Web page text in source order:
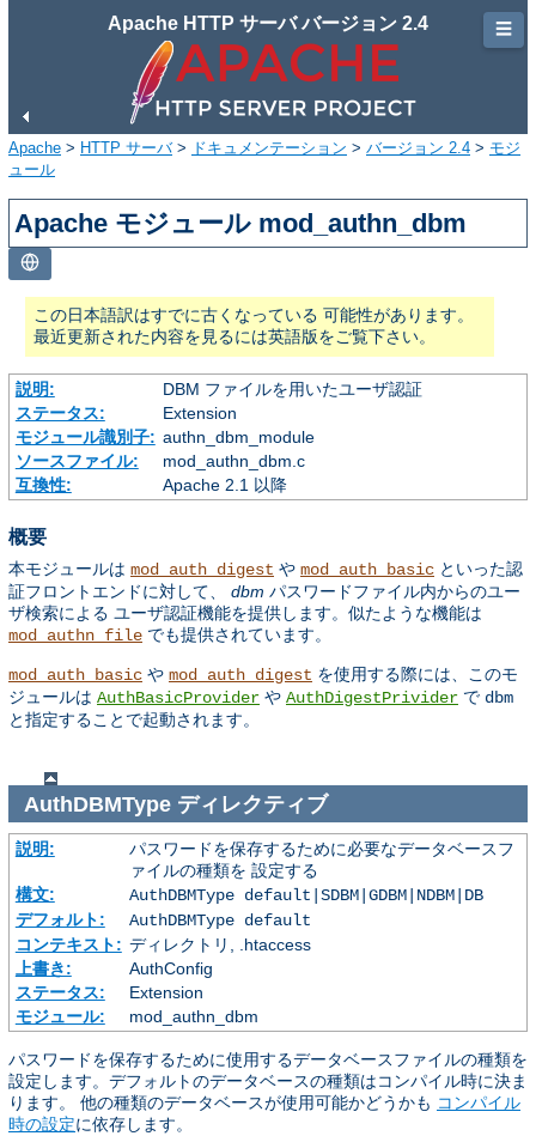
Apache HTTP サーバ バージョン 2.4
Apache > HTTP サーバ> ドキュメンテーション > バージョン 2.4 > モジ
ュール
Apache モジュール mod_authn_dbm
この日本語訳はすでに古くなっている 可能性があります。
最近更新された内容を見るには英語版をご覧下さい。
説明:
DBM ファイルを用いたユーザ認証
ステータス:
Extension
モジュール識別子: authn_dbm_module
ソースファイル:
mod_authn_dbm.c
互換性:
Apache 2.1 以降
概要
本モジュールは mod_auth_digest や mod_auth_basic といった認
証フロントエンドに対して、 dbm パスワードファイル内からのユー
ザ検索による ユーザ認証機能を提供します。似たような機能は
mod_authn_file でも提供されています。
mod_auth_basic や mod_auth_digest を使用する際には、このモ
ジュールは AuthBasicProvider や AuthDigestPrivider で dbm
と指定することで起動されます。
AuthDBMTypeディレクティブ
説明:
パスワードを保存するために必要なデータベースフ
ァイルの種類を 設定する
構文:
AuthDBMType default|SDBM|GDBM|NDBM|DB
デフォルト:
AuthDBMType default
コンテキスト: ディレクトリ, .htaccess
上書き:
AuthConfig
ステータス:
Extension
モジュール:
mod_authn_dbm
パスワードを保存するために使用するデータベースファイルの種類を
設定します。デフォルトのデータベースの種類はコンパイル時に決ま
ります。 他の種類のデータベースが使用可能かどうかも コンパイル
時の設定に依存します。
☰